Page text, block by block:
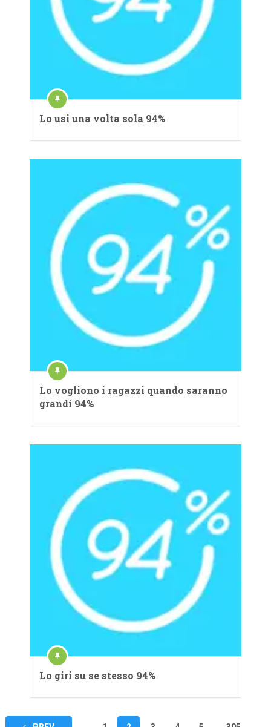
Lo usi una volta sola 94%
Lo vogliono i ragazzi quando saranno
grandi 94%
Lo giri su se stesso 94%